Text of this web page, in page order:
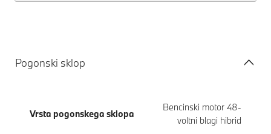
Pogonski sklop
Vrsta pogonskega sklopa
Bencinski motor 48-
voltni blagi hibrid